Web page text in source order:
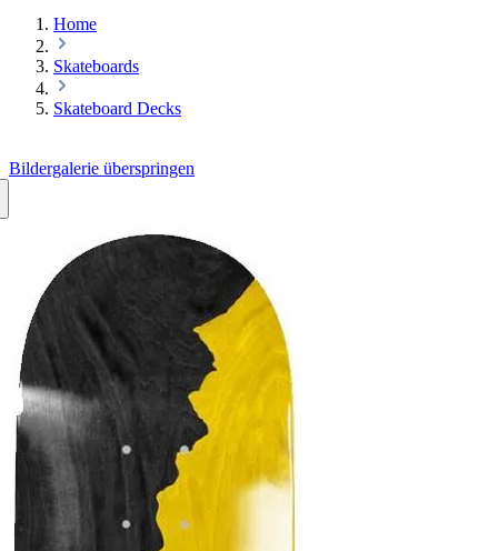
Home
Skateboards
Skateboard Decks
Bildergalerie überspringen